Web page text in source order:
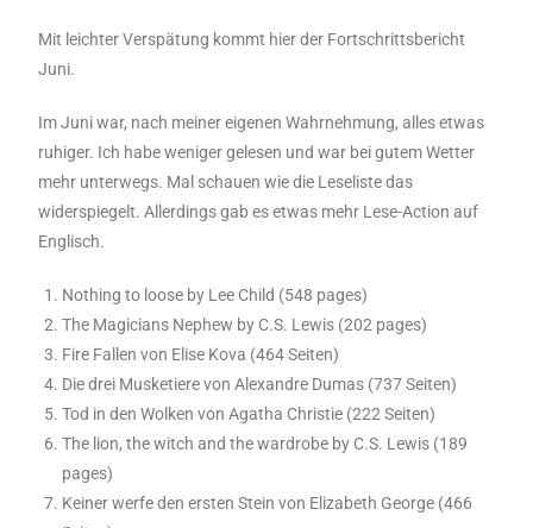
Mit leichter Verspätung kommt hier der Fortschrittsbericht
Juni.
Im Juni war, nach meiner eigenen Wahrnehmung, alles etwas
ruhiger. Ich habe weniger gelesen und war bei gutem Wetter
mehr unterwegs. Mal schauen wie die Leseliste das
widerspiegelt. Allerdings gab es etwas mehr Lese-Action auf
Englisch.
Nothing to loose by Lee Child (548 pages)
The Magicians Nephew by C.S. Lewis (202 pages)
Fire Fallen von Elise Kova (464 Seiten)
Die drei Musketiere von Alexandre Dumas (737 Seiten)
Tod in den Wolken von Agatha Christie (222 Seiten)
The lion, the witch and the wardrobe by C.S. Lewis (189
pages)
Keiner werfe den ersten Stein von Elizabeth George (466